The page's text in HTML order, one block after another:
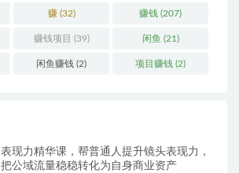
赚(32) 赚钱 (207)
赚钱项目 (39) 闲鱼 (21)
闲鱼赚钱 (2) 项目赚钱 (2)
表现力精华课，帮普通人提升镜头表现力，
把公域流量稳稳转化为自身商业资产